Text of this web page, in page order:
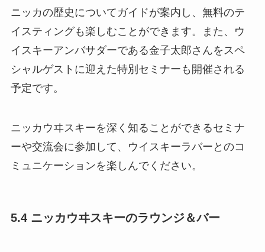
ニッカの歴史についてガイドが案内し、無料のテ
イスティングも楽しむことができます。また、ウ
イスキーアンバサダーである金子太郎さんをスペ
シャルゲストに迎えた特別セミナーも開催される
予定です。
ニッカウヰスキーを深く知ることができるセミナ
ーや交流会に参加して、ウイスキーラバーとのコ
ミュニケーションを楽しんでください。
5.4 ニッカウヰスキーのラウンジ＆バー